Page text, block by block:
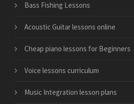
Bass Fishing Lessons
Acoustic Guitar lessons online
Cheap piano lessons for Beginners
Voice lessons curriculum
Music Integration lesson plans